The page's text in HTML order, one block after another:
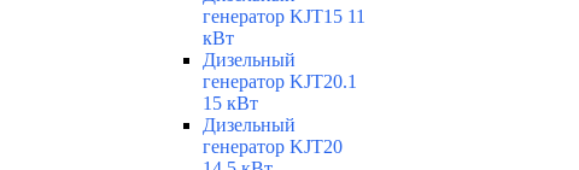
генератор KJT15 11
кВт
Дизельный
генератор KJT20.1
15 кВт
Дизельный
генератор KJT20